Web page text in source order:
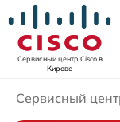
Сервисный центр Ciscoв
Кирове
Сервисный